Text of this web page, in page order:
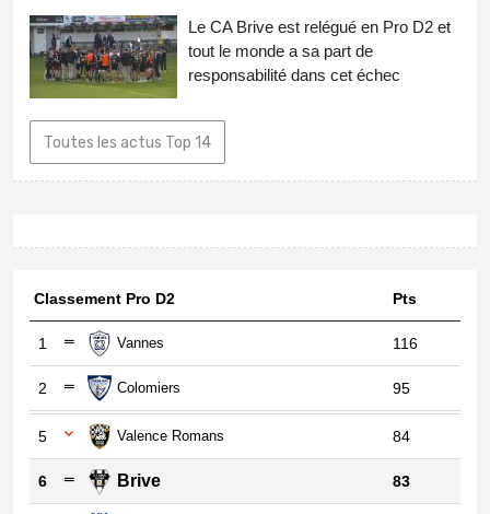
Le CA Brive est relégué en Pro D2 et
tout le monde a sa part de
responsabilité dans cet échec
Toutes les actus Top 14
Classement Pro D2 Pts
1 Vannes 116
2 Colomiers 95
5 Valence Romans 84
6 Brive 83